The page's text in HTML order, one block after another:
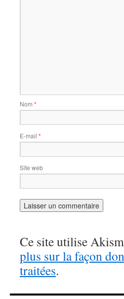
Nom *
E-mail *
Site web
Ce site utilise
plus sur la façon
traitées.